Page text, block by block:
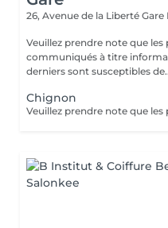
26, Avenue de la Liberté Gare
Veuillez prendre note que
communiqués à titre
derniers sont susceptibles
Chignon